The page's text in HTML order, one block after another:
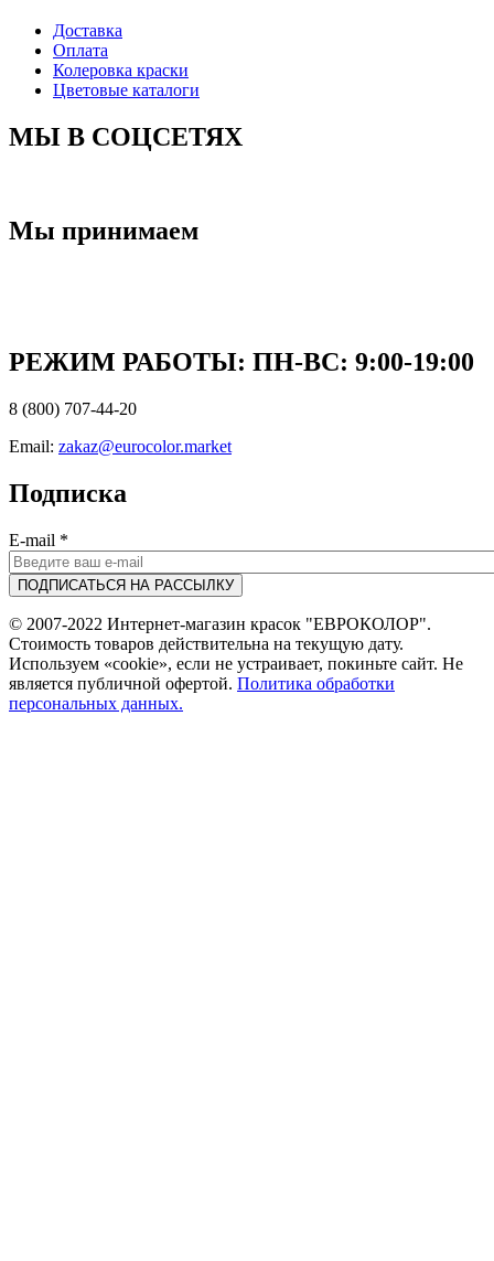
Доставка
Оплата
Колеровка краски
Цветовые каталоги
МЫ В СОЦСЕТЯХ
Мы принимаем
РЕЖИМ РАБОТЫ: ПН-ВC: 9:00-19:00
8 (800) 707-44-20
Email: zakaz@eurocolor.market
Подписка
E-mail *
© 2007-2022 Интернет-магазин красок "ЕВРОКОЛОР".
Стоимость товаров действительна на текущую дату.
Используем «cookie», если не устраивает, покиньте сайт. Не
является публичной офертой. Политика обработки
персональных данных.